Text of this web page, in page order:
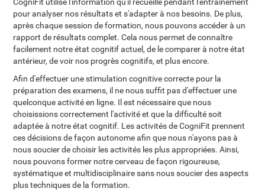
pour analyser nos résultats et s'adapter à nos besoins. De plus,
après chaque session de formation, nous pouvons accéder à un
rapport de résultats complet. Cela nous permet de connaître
facilement notre état cognitif actuel, de le comparer à notre état
antérieur, de voir nos progrès cognitifs, et plus encore.
Afin d'effectuer une stimulation cognitive correcte pour la
préparation des examens, il ne nous suffit pas d'effectuer une
quelconque activité en ligne. Il est nécessaire que nous
choisissions correctement l'activité et que la difficulté soit
adaptée à notre état cognitif. Les activités de CogniFit prennent
ces décisions de façon autonome afin que nous n'ayons pas à
nous soucier de choisir les activités les plus appropriées. Ainsi,
nous pouvons former notre cerveau de façon rigoureuse,
systématique et multidisciplinaire sans nous soucier des aspects
plus techniques de la formation.